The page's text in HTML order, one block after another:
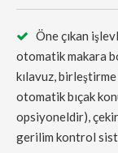

Öne çıkan
otomatik makara
kılavuz, birleştirme
otomatik bıçak
opsiyoneldir),
gerilim kontrol